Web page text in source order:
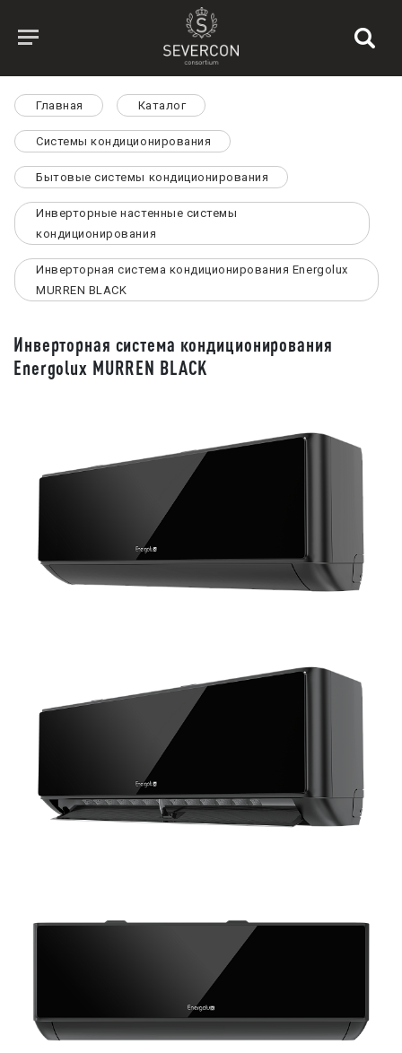
Главная Каталог
Системы кондиционирования
Бытовые системы кондиционирования
Инверторные настенные системы
кондиционирования
Инверторная система кондиционирования Energolux
MURREN BLACK
Инверторная система кондиционирования
Energolux MURREN BLACK